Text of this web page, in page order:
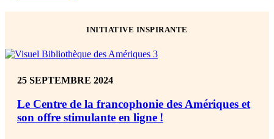
INITIATIVE INSPIRANTE
25 SEPTEMBRE 2024
Le Centre de la francophonie des Amériques et
son offre stimulante en ligne !